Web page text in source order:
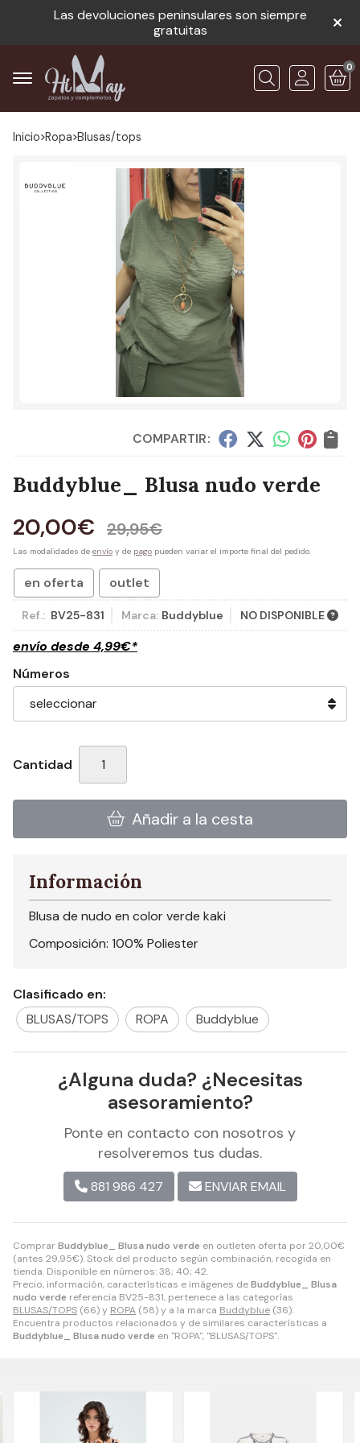
Las devoluciones peninsulares son siempre
gratuitas
Buscar
0
Inicio ropa blusas/tops
COMPARTIR:
Buddyblue_ Blusa nudo verde
20,00€ 29,95€
Las modalidades de envío y de pago pueden variar el importe final del pedido.
en oferta outlet
Ref.: BV25-831 Marca: Buddyblue NO DISPONIBLE
envío desde 4,99€*
Números
Cantidad
Añadir a la cesta
ComprarBuddyblue_ Blusa nudo verde en outleten oferta por20,00€
(antes 29,95€). Stock del producto según combinación, recogida en
tienda. Disponible en números: 38; 40; 42.
Precio, información, características e imágenes deBuddyblue_ Blusa
nudo verde referencia BV25-831, pertenece a las categorías
BLUSAS/TOPS (66) y ROPA (58) y a la marca Buddyblue (36).
Encuentra productos relacionados y de similares características a
Buddyblue_ Blusa nudo verde en "ROPA", "BLUSAS/TOPS".
Información
Blusa de nudo en color verde kaki
Composición: 100% Poliester
Clasificado en:
BLUSAS/TOPS
ROPA Buddyblue
¿Alguna duda? ¿Necesitas
asesoramiento?
Ponte en contacto con nosotros y
resolveremos tus dudas.
881 986 427 ENVIAR EMAIL